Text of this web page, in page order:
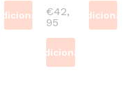
Adicionar €42,
95
Adicionar
Adicionar